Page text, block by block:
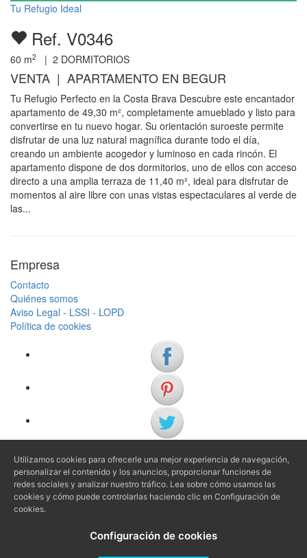
Tu Refugio Ideal
Ref. V0346
60 m2 | 2 DORMITORIOS
VENTA | APARTAMENTO EN BEGUR
Tu Refugio Perfecto en la Costa Brava Descubre este encantador
apartamento de 49,30 m², completamente amueblado y listo para
convertirse en tu nuevo hogar. Su orientación suroeste permite
disfrutar de una luz natural magnífica durante todo el día,
creando un ambiente acogedor y luminoso en cada rincón. El
apartamento dispone de dos dormitorios, uno de ellos con acceso
directo a una amplia terraza de 11,40 m², ideal para disfrutar de
momentos al aire libre con unas vistas espectaculares al verde de
las...
Empresa
Contacto
Quiénes somos
Aviso Legal - LSSI - LOPD
Política de cookies
(+34) 972 622 505
(+34) 638 983 816
Utilizamos cookies para ofrecerle una mejor experiencia de navegación,
personalizar el contenido y los anuncios, proporcionar funciones de
redes sociales y analizar nuestro tráfico. Lea sobre cómo usamos las
cookies y cómo puede controlarlas haciendo clic en Configuración de
cookies.
Configuración de cookies